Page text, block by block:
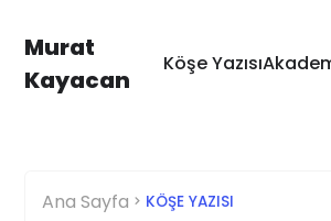
Murat
Kayacan
Köşe Yazısı
Ana Sayfa KÖŞE YAZISI